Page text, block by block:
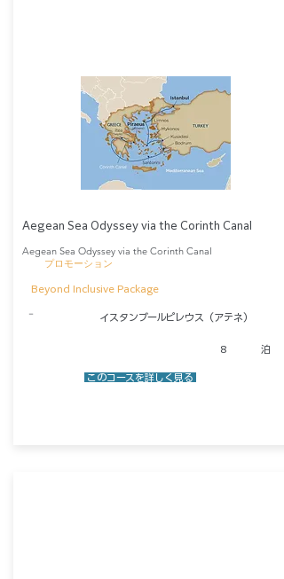
Aegean Sea Odyssey via the Corinth Canal
Aegean Sea Odyssey via the Corinth Canal
​プロモーション
Beyond Inclusive Package
イスタンブール
​－ ピレウス（アテネ）
8 泊
​ このコースを詳しく見る